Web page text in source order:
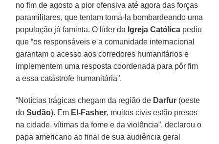
no fim de agosto a pior ofensiva até agora das forças
paramilitares, que tentam tomá-la bombardeando uma
população já faminta. O líder da Igreja Católica pediu
que “os responsáveis e a comunidade internacional
garantam o acesso aos corredores humanitários e
implementem uma resposta coordenada para pôr fim
a essa catástrofe humanitária”.
“Notícias trágicas chegam da região de Darfur (oeste
doSudão). Em El-Fasher, muitos civis estão presos
na cidade, vítimas da fome e da violência”, declarou o
papa americano ao final de sua audiência geral